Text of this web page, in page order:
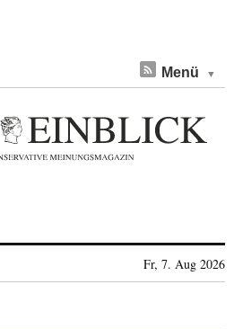
Menü
Fr, 7. Aug 2026